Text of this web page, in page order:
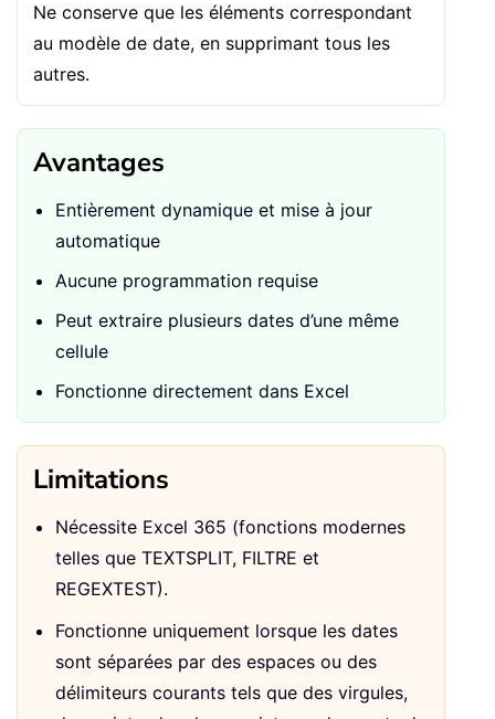
Ne conserve que les éléments correspondant
au modèle de date, en supprimant tous les
autres.
Avantages
Entièrement dynamique et mise à jour
automatique
Aucune programmation requise
Peut extraire plusieurs dates d’une même
cellule
Fonctionne directement dans Excel
Limitations
Nécessite Excel 365 (fonctions modernes
telles que TEXTSPLIT, FILTRE et
REGEXTEST).
Fonctionne uniquement lorsque les dates
sont séparées par des espaces ou des
délimiteurs courants tels que des virgules,